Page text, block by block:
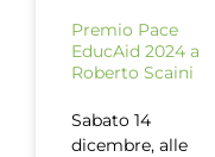
Premio Pace
EducAid 2024 a
Roberto Scaini
Sabato 14
dicembre, alle